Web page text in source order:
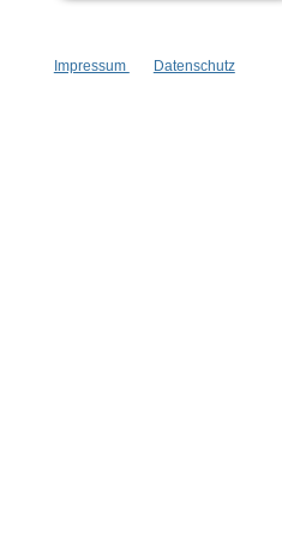
Impressum Datenschutz